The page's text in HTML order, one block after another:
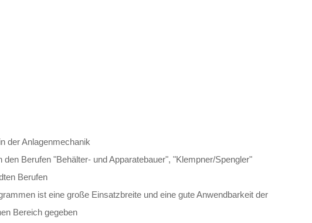
der Anlagenmechanik
Berufen "Behälter- und Apparatebauer", "Klempner/Spengler"
Berufen
ist eine große Einsatzbreite und eine gute Anwendbarkeit der
Bereich gegeben